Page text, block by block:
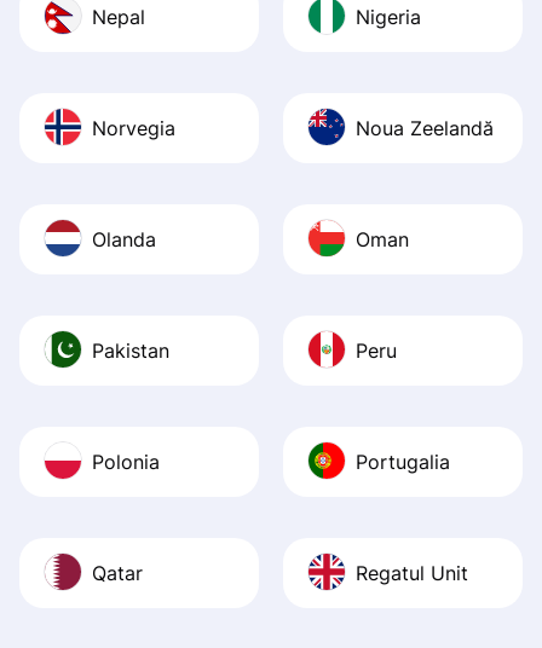
Nepal Nigeria
Norvegia Noua Zeelandă
Olanda Oman
Pakistan Peru
Polonia Portugalia
Qatar Regatul Unit